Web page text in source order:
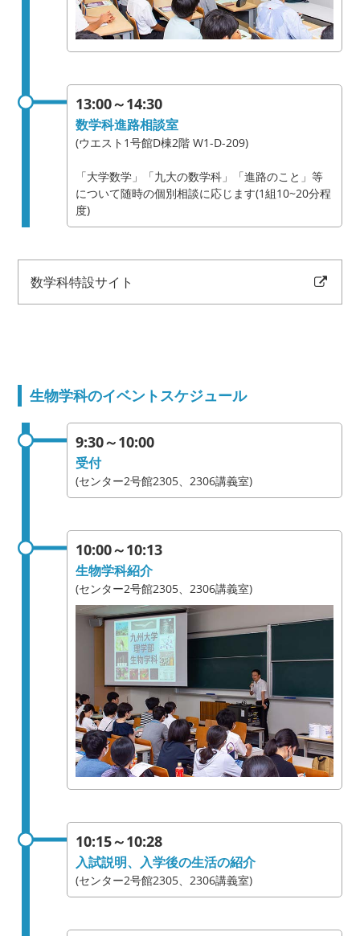
13:00～14:30
数学科進路相談室
(ウエスト1号館D棟2階 W1-D-209)
「大学数学」「九大の数学科」「進路のこと」等
について随時の個別相談に応じます(1組10~20分程
度)
数学科特設サイト
生物学科のイベントスケジュール
9:30～10:00
受付
(センター2号館2305、2306講義室)
10:00～10:13
生物学科紹介
(センター2号館2305、2306講義室)
10:15～10:28
入試説明、入学後の生活の紹介
(センター2号館2305、2306講義室)